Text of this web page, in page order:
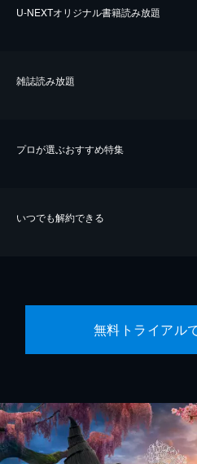
U-NEXTオリジナル書籍読み放題
雑誌読み放題
プロが選ぶおすすめ特集
いつでも解約できる
無料トライアル